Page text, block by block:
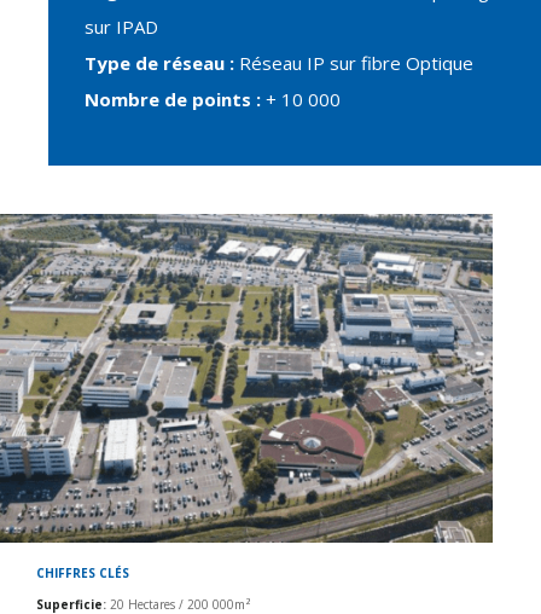
sur IPAD
Type de réseau : Réseau IP sur fibre Optique
Nombre de points : + 10 000
CHIFFRES CLÉS
Superficie: 20 Hectares / 200 000m²